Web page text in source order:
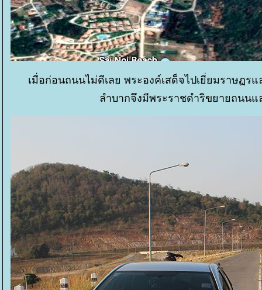
เมื่อก่อนถนนไม่ดีเลย พระองค์เสด็จไปเยี่ยมราษฏ
ลำบากจึงมีพระราชดำริขยายถนน